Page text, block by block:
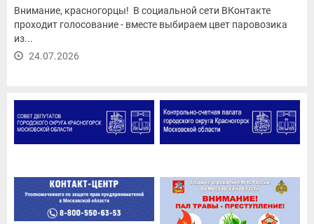
Внимание, красногорцы! В социальной сети ВКонтакте
проходит голосование - вместе выбираем цвет паровозика
из...
24.07.2026